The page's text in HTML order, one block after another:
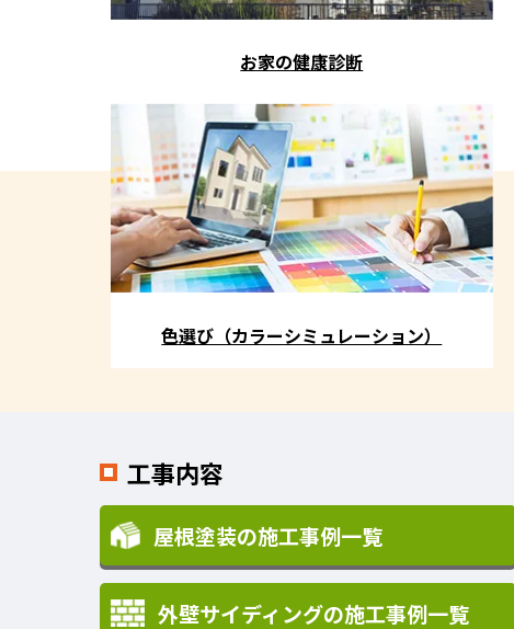
お家の健康診断
色選び（カラーシミュレーション）
工事内容
屋根塗装の施工事例一覧
外壁サイディングの施工事例一覧